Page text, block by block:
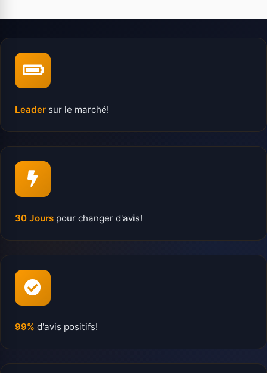
Leader sur le marché!
30 Jours pour changer d'avis!
99% d'avis positifs!